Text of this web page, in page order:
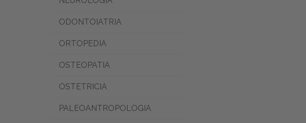
ODONTOIATRIA
ORTOPEDIA
OSTEOPATIA
OSTETRICIA
PALEOANTROPOLOGIA